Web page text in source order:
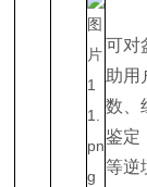
可对
助用
数、
鉴定
等逆